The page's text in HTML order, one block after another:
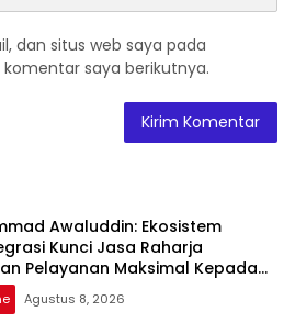
dan situs web saya pada
saya berikutnya.
Awaluddin: Ekosistem
Kunci Jasa Raharja
Pelayanan Maksimal Kepada
Agustus 8, 2026